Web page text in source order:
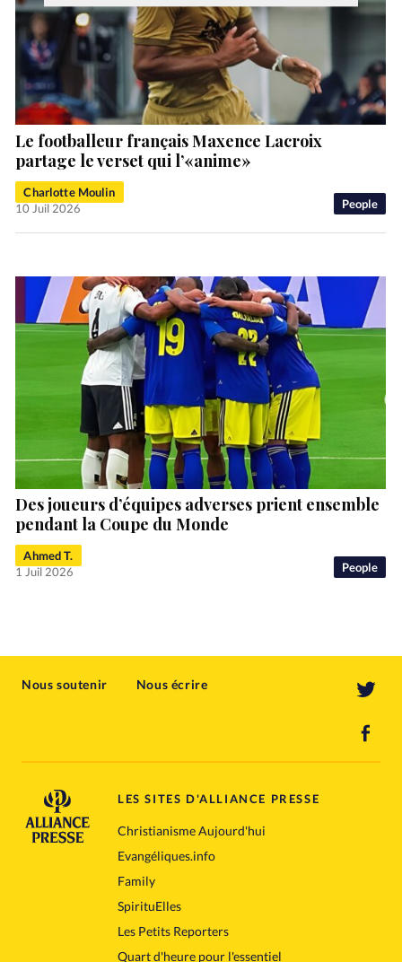
People
Le footballeur français Maxence Lacroix
partage le verset qui l’«anime»
Charlotte Moulin
10 Juil 2026
People
Des joueurs d’équipes adverses prient ensemble
pendant la Coupe du Monde
Ahmed T.
1 Juil 2026
Nous soutenir Nous écrire
LES SITES D'ALLIANCE PRESSE
Christianisme Aujourd'hui
Evangéliques.info
Family
SpirituElles
Les Petits Reporters
Quart d'heure pour l'essentiel